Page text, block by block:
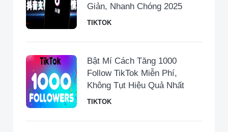
Giản, Nhanh Chóng 2025
TIKTOK
Bật Mí Cách Tăng 1000
Follow TikTok Miễn Phí,
Không Tụt Hiệu Quả Nhất
TIKTOK